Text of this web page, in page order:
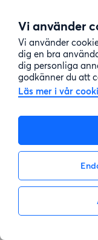
Vi använder
Vi använder
dig en bra
dig personliga
godkänner du att
Läs mer i vår